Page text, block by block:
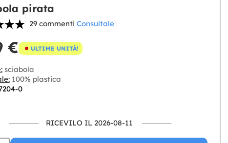
pirata
29 commenti Consultale
€ ULTIME UNITÀ!
sciabola
100% plastica
0
RICEVILO IL 2026-08-11